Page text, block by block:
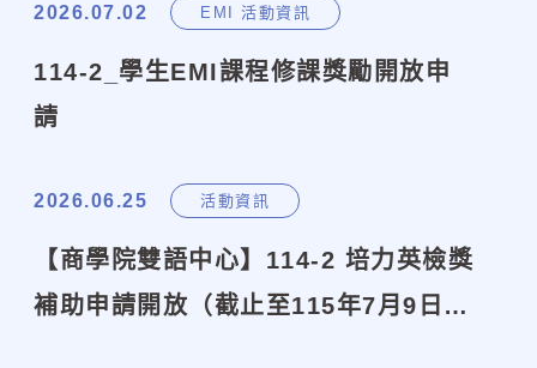
2026.07.02 EMI 活動資訊
114-2_學生EMI課程修課獎勵開放申
請
2026.06.25 活動資訊
【商學院雙語中心】114-2 培力英檢獎
補助申請開放（截止至115年7月9日